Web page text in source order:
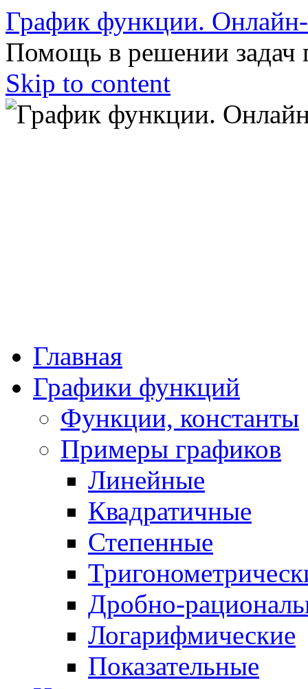
График функции.
Помощь в решении задач
Skip to content
Главная
Графики функций
Функции, константы
Примеры графиков
Линейные
Квадратичные
Степенные
Дробно-
Логарифмические
Показательные